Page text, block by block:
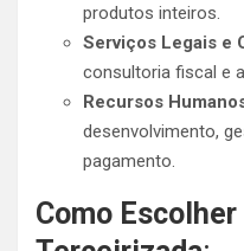
produtos inteiros.
Serviços Legais e
consultoria fiscal e
Recursos
desenvolvimento,
pagamento.
Como